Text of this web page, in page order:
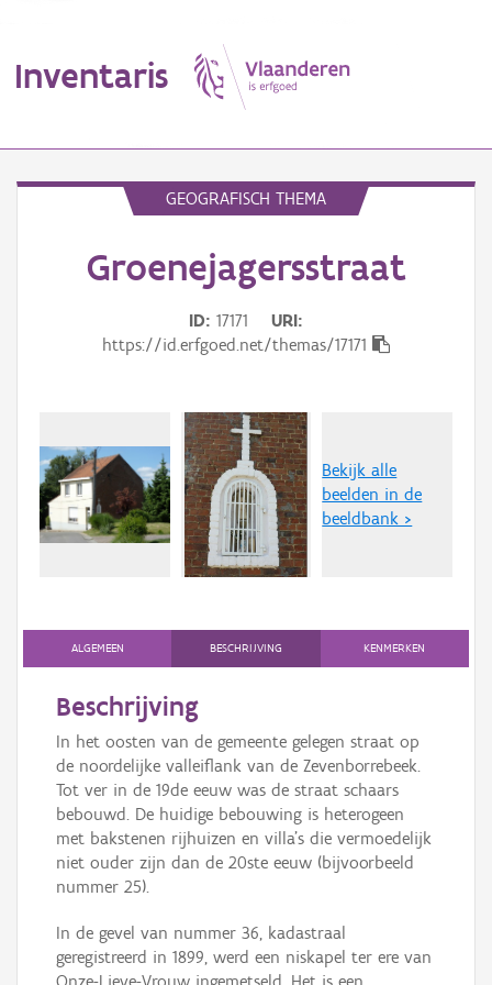
Inventaris
Erfgoedobject
Gebeurtenis
Persoon of collectief
Aanmelden
GEOGRAFISCH THEMA
Groenejagersstraat
ID 17171
URI
https://id.erfgoed.net/themas/17171
Bekijk alle
beelden in de
beeldbank >
ALGEMEEN BESCHRIJVING KENMERKEN
Beschrijving
In het oosten van de gemeente gelegen straat op
de noordelijke valleiflank van de Zevenborrebeek.
Tot ver in de 19de eeuw was de straat schaars
bebouwd. De huidige bebouwing is heterogeen
met bakstenen rijhuizen en villa’s die vermoedelijk
niet ouder zijn dan de 20ste eeuw (bijvoorbeeld
nummer 25).
In de gevel van nummer 36, kadastraal
geregistreerd in 1899, werd een niskapel ter ere van